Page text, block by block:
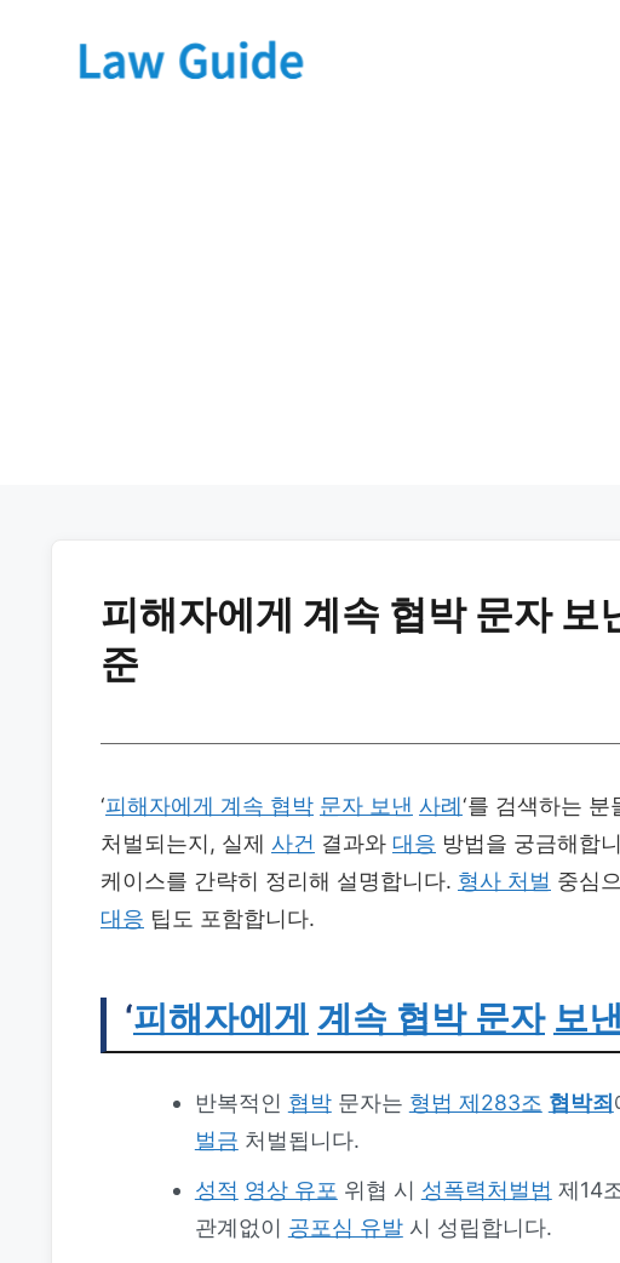
피해자에게 계속 협박 문자 보
준
‘피해자에게 계속 협박 문자 보낸 사례‘를 검색하는
처벌되는지, 실제 사건 결과와 대응 방법을 궁금해합
케이스를 간략히 정리해 설명합니다. 형사 처벌 중심
대응 팁도 포함합니다.
‘피해자에게 계속 협박 문자 보낸
반복적인 협박문자는 형법 제283조 협박죄
벌금 처벌됩니다.
성적 영상 유포 위협 시 성폭력처벌법 제14
관계없이 공포심 유발시 성립합니다.